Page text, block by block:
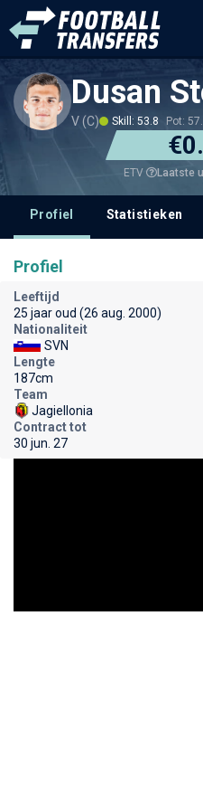
Dusan
V (C) Skill: 53.8 Pot:
ETV Laatste
Profiel Statistieken
Profiel
Leeftijd
25 jaar oud (26 aug. 2000)
Nationaliteit
SVN
Lengte
187cm
Team
Jagiellonia
Contract tot
30 jun. 27